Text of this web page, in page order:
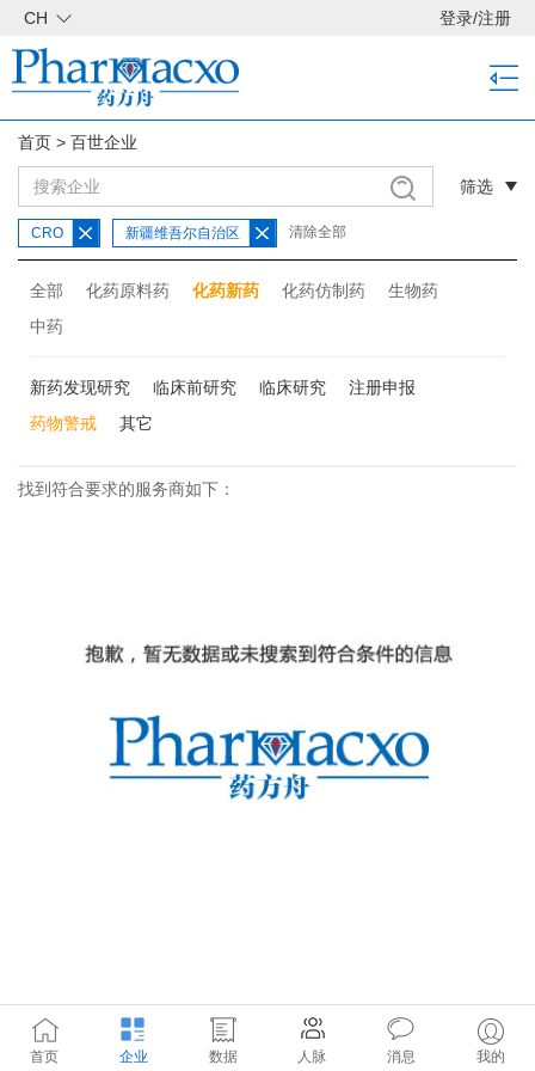
CH 登录/注册
首页 > 百世企业
筛选
CRO 新疆维吾尔自治区 清除全部
全部 化药原料药 化药新药 化药仿制药
生物药
中药
新药发现研究 临床前研究 临床研究
注册申报
药物警戒
其它
找到符合要求的服务商如下：
首页 企业 数据 人脉 消息 我的